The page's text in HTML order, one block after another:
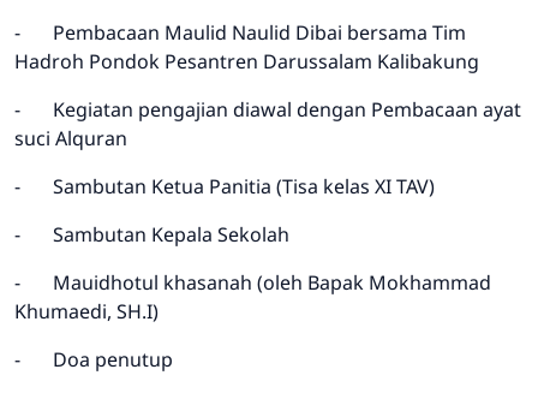
-
Pembacaan Maulid Naulid Dibai bersama Tim
Hadroh Pondok Pesantren Darussalam Kalibakung
-
Kegiatan pengajian diawal dengan Pembacaan ayat
suci Alquran
-
Sambutan Ketua Panitia (Tisa kelas XI TAV)
-
Sambutan Kepala Sekolah
-
Mauidhotul khasanah (oleh Bapak Mokhammad
Khumaedi, SH.I)
-
Doa penutup